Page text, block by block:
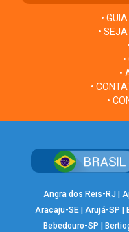
•
•
•
•
•
Angra dos Reis-RJ
Aracaju-SE |Arujá-SP
Bebedouro-SP